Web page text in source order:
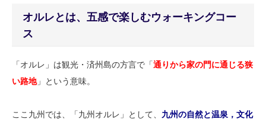
オルレとは、五感で楽しむウォーキングコー
ス
「オルレ」は観光・済州島の方言で「通りから家の門に通じる狭
い路地」という意味。
ここ九州では、「九州オルレ」として、 九州の自然と温泉，文化